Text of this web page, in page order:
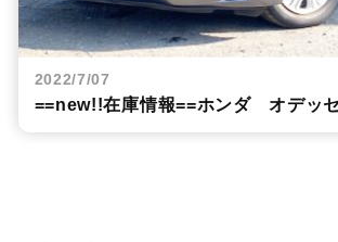
2022/7/07
==new!!在庫情報==ホンダ オデッ